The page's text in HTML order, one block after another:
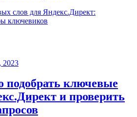
2023
подобрать ключевые
и проверить